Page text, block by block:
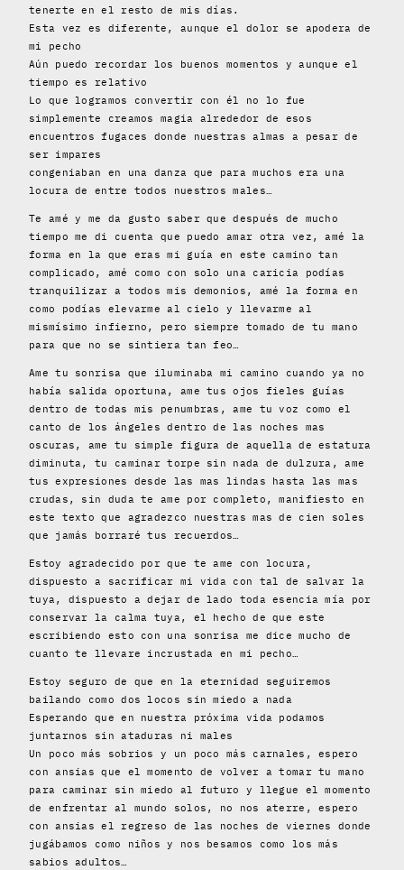
tenerte en el resto de mis días.
Esta vez es diferente, aunque el dolor se apodera de
mi pecho
Aún puedo recordar los buenos momentos y aunque el
tiempo es relativo
Lo que logramos convertir con él no lo fue
simplemente creamos magia alrededor de esos
encuentros fugaces donde nuestras almas a pesar de
ser impares
congeniaban en una danza que para muchos era una
locura de entre todos nuestros males…
Te amé y me da gusto saber que después de mucho
tiempo me di cuenta que puedo amar otra vez, amé la
forma en la que eras mi guía en este camino tan
complicado, amé como con solo una caricia podías
tranquilizar a todos mis demonios, amé la forma en
como podías elevarme al cielo y llevarme al
mismísimo infierno, pero siempre tomado de tu mano
para que no se sintiera tan feo…
Ame tu sonrisa que iluminaba mi camino cuando ya no
había salida oportuna, ame tus ojos fieles guías
dentro de todas mis penumbras, ame tu voz como el
canto de los ángeles dentro de las noches mas
oscuras, ame tu simple figura de aquella de estatura
diminuta, tu caminar torpe sin nada de dulzura, ame
tus expresiones desde las mas lindas hasta las mas
crudas, sin duda te ame por completo, manifiesto en
este texto que agradezco nuestras mas de cien soles
que jamás borraré tus recuerdos…
Estoy agradecido por que te ame con locura,
dispuesto a sacrificar mi vida con tal de salvar la
tuya, dispuesto a dejar de lado toda esencia mía por
conservar la calma tuya, el hecho de que este
escribiendo esto con una sonrisa me dice mucho de
cuanto te llevare incrustada en mi pecho…
Estoy seguro de que en la eternidad seguiremos
bailando como dos locos sin miedo a nada
Esperando que en nuestra próxima vida podamos
juntarnos sin ataduras ni males
Un poco más sobrios y un poco más carnales, espero
con ansias que el momento de volver a tomar tu mano
para caminar sin miedo al futuro y llegue el momento
de enfrentar al mundo solos, no nos aterre, espero
con ansias el regreso de las noches de viernes donde
jugábamos como niños y nos besamos como los más
sabios adultos…